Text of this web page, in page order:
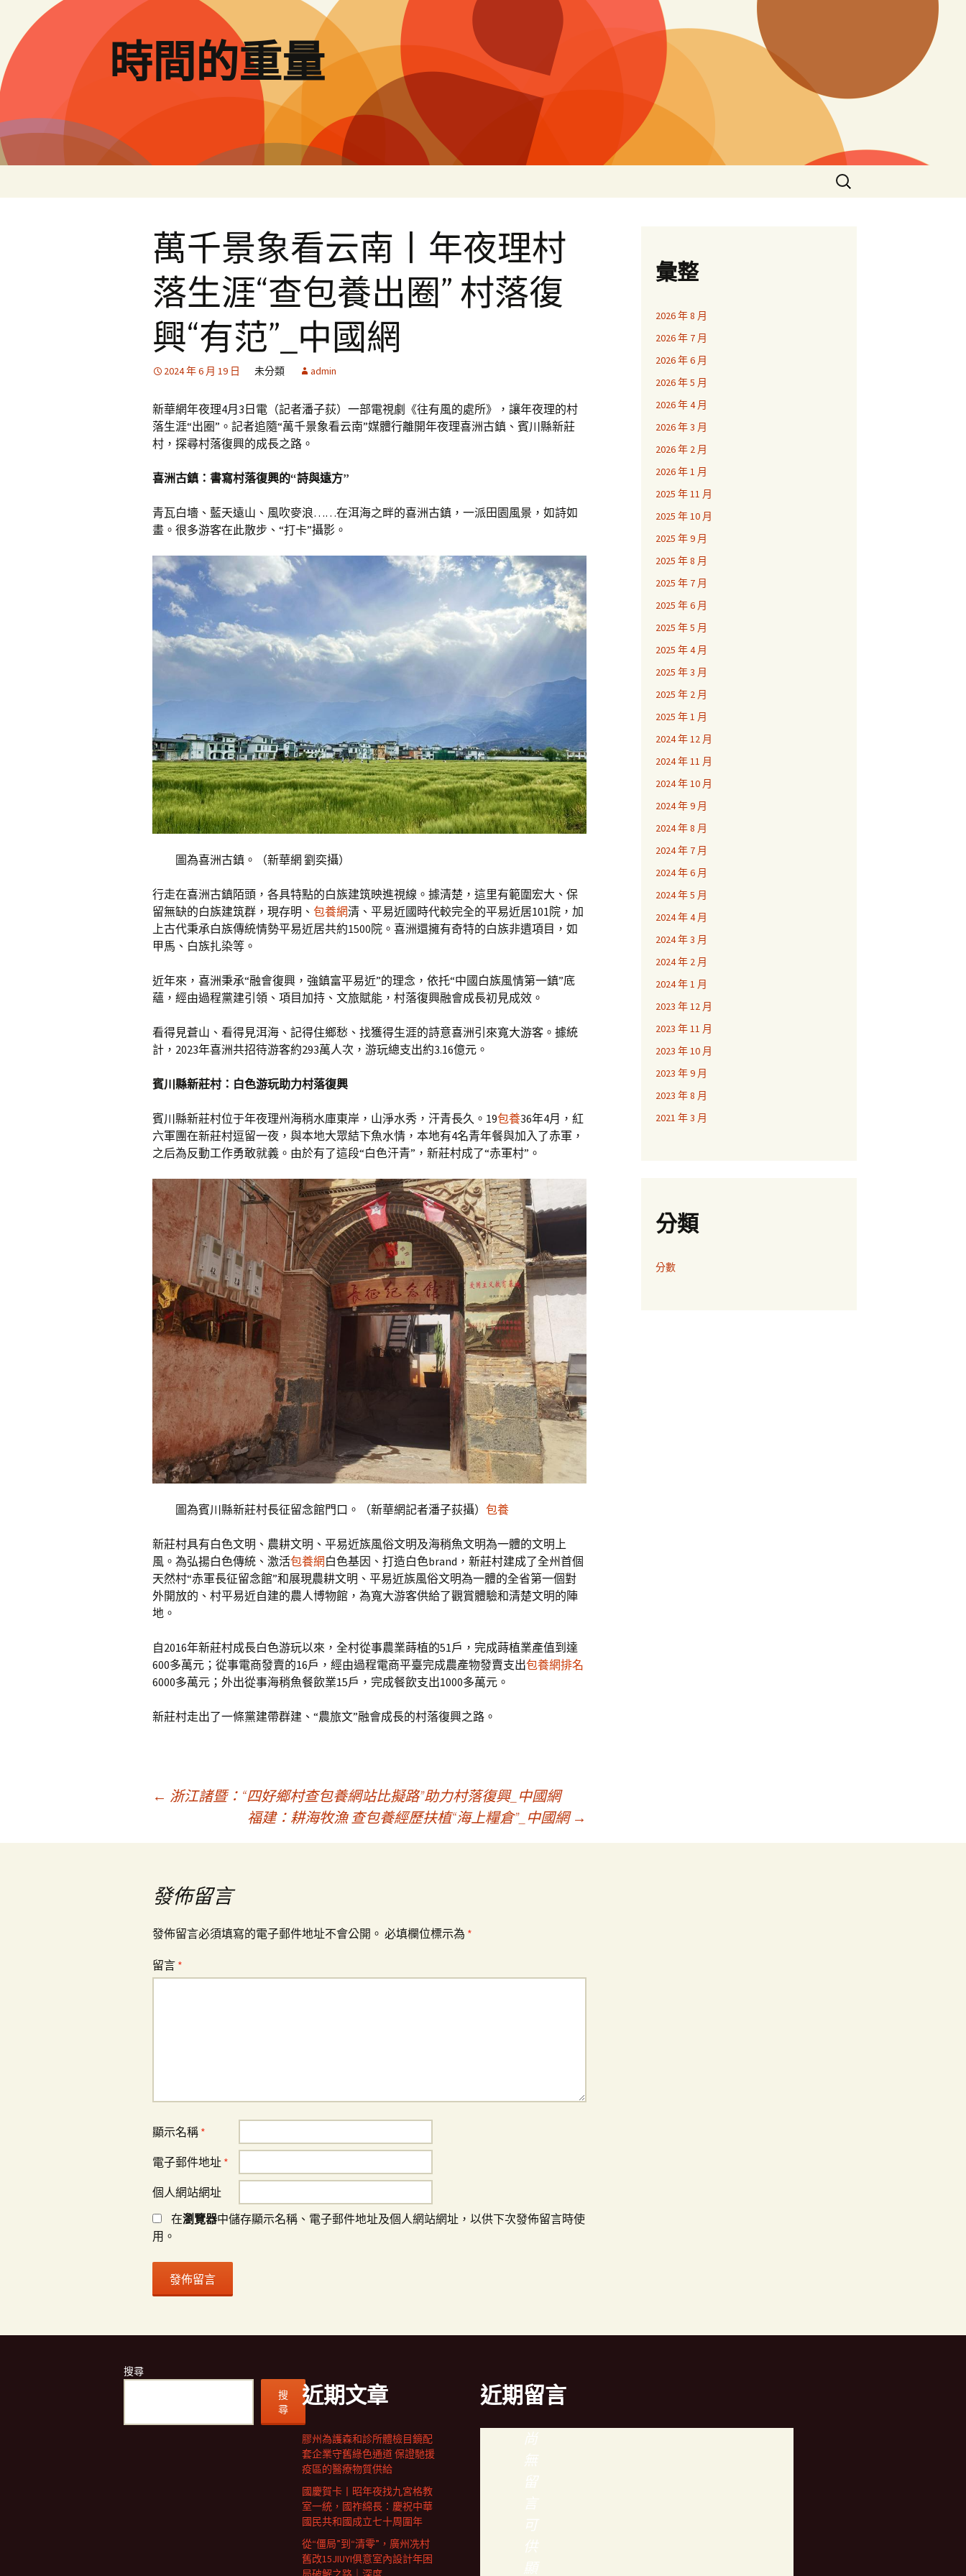
要
內
容
時間的重量
搜
尋
萬千景象看云南丨年夜理村
落生涯“查包養出圈” 村落復
興“有范”_中國網
2024 年 6 月 19 日 未分類 admin
新華網年夜理4月3日電（記者潘子荻）一部電視劇《往有風的處所》，讓年夜理的村
落生涯“出圈”。記者追隨“萬千景象看云南”媒體行離開年夜理喜洲古鎮、賓川縣新莊
村，探尋村落復興的成長之路。
喜洲古鎮：書寫村落復興的“詩與遠方”
青瓦白墻、藍天遠山、風吹麥浪……在洱海之畔的喜洲古鎮，一派田園風景，如詩如
畫。很多游客在此散步、“打卡”攝影。
圖為喜洲古鎮。（新華網 劉奕攝）
行走在喜洲古鎮陌頭，各具特點的白族建筑映進視線。據清楚，這里有範圍宏大、保
留無缺的白族建筑群，現存明、 包養網清、平易近國時代較完全的平易近居101院，加
上古代秉承白族傳統情勢平易近居共約1500院。喜洲還擁有奇特的白族非遺項目，如
甲馬、白族扎染等。
近年來，喜洲秉承“融會復興，強鎮富平易近”的理念，依托“中國白族風情第一鎮”底
蘊，經由過程黨建引領、項目加持、文旅賦能，村落復興融會成長初見成效。
看得見蒼山、看得見洱海、記得住鄉愁、找獲得生涯的詩意喜洲引來寬大游客。據統
計，2023年喜洲共招待游客約293萬人次，游玩總支出約3.16億元。
賓川縣新莊村：白色游玩助力村落復興
賓川縣新莊村位于年夜理州海稍水庫東岸，山淨水秀，汗青長久。19包養36年4月，紅
六軍團在新莊村逗留一夜，與本地大眾結下魚水情，本地有4名青年餐與加入了赤軍，
之后為反動工作勇敢就義。由於有了這段“白色汗青”，新莊村成了“赤軍村”。
圖為賓川縣新莊村長征留念館門口。（新華網記者潘子荻攝） 包養
新莊村具有白色文明、農耕文明、平易近族風俗文明及海稍魚文明為一體的文明上
風。為弘揚白色傳統、激活包養網 白色基因、打造白色brand，新莊村建成了全州首個
天然村“赤軍長征留念館”和展現農耕文明、平易近族風俗文明為一體的全省第一個對
外開放的、村平易近自建的農人博物館，為寬大游客供給了觀賞體驗和清楚文明的陣
地。
自2016年新莊村成長白色游玩以來，全村從事農業蒔植的51戶，完成蒔植業產值到達
600多萬元；從事電商發賣的16戶，經由過程電商平臺完成農產物發賣支出包養網排名
6000多萬元；外出從事海稍魚餐飲業15戶，完成餐飲支出1000多萬元。
新莊村走出了一條黨建帶群建、“農旅文”融會成長的村落復興之路。
章
← 浙江諸暨：“四好鄉村查包養網站比擬路”助力村落復興_中國網
福建：耕海牧漁 查包養經歷扶植“海上糧倉”_中國網 →
發佈留言
發佈留言必須填寫的電子郵件地址不會公開。 必填欄位標示為 *
留言 *
顯示名稱 *
電子郵件地址 *
個人網站網址
在瀏覽器中儲存顯示名稱、電子郵件地址及個人網站網址，以供下次發佈留言時使
用。
彙整
2026 年 8 月
2026 年 7 月
2026 年 6 月
2026 年 5 月
2026 年 4 月
2026 年 3 月
2026 年 2 月
2026 年 1 月
2025 年 11 月
2025 年 10 月
2025 年 9 月
2025 年 8 月
2025 年 7 月
2025 年 6 月
2025 年 5 月
2025 年 4 月
2025 年 3 月
2025 年 2 月
2025 年 1 月
2024 年 12 月
2024 年 11 月
2024 年 10 月
2024 年 9 月
2024 年 8 月
2024 年 7 月
2024 年 6 月
2024 年 5 月
2024 年 4 月
2024 年 3 月
2024 年 2 月
2024 年 1 月
2023 年 12 月
2023 年 11 月
2023 年 10 月
2023 年 9 月
2023 年 8 月
2021 年 3 月
分類
分數
搜尋
搜
尋
近期文章
膠州為護森和診所體檢目鏡配
套企業守舊綠色通道 保證馳援
疫區的醫療物質供給
國慶賀卡丨昭年夜找九宮格教
室一統，國祚綿長：慶祝中華
國民共和國成立七十周圍年
從“僵局”到“清零”，廣州冼村
舊改15JIUYI俱意室內設計年困
近期留言
尚
無
留
言
可
供
顯